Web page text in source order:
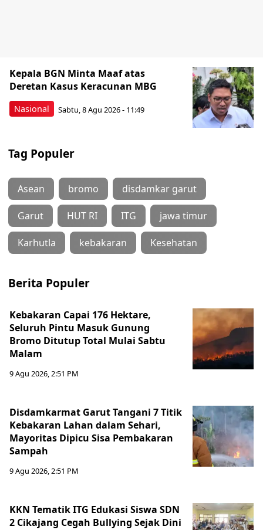
Nasional
Kepala BGN Minta Maaf atas
Deretan Kasus Keracunan MBG
Sabtu, 8 Agu 2026 - 11:49
Tag Populer
Asean bromo disdamkar garut
Garut HUT RI ITG jawa timur
Karhutla kebakaran Kesehatan
Berita Populer
Kebakaran Capai 176 Hektare,
Seluruh Pintu Masuk Gunung
Bromo Ditutup Total Mulai Sabtu
Malam
9 Agu 2026, 2:51 PM
Disdamkarmat Garut Tangani 7 Titik
Kebakaran Lahan dalam Sehari,
Mayoritas Dipicu Sisa Pembakaran
Sampah
9 Agu 2026, 2:51 PM
KKN Tematik ITG Edukasi Siswa SDN
2 Cikajang Cegah Bullying Sejak Dini